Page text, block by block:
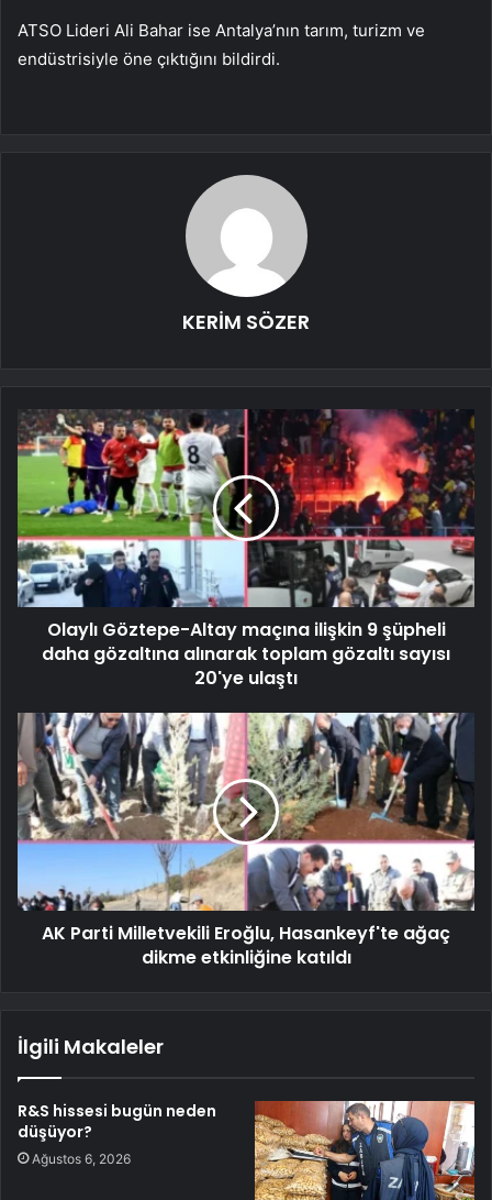
ATSO Lideri Ali Bahar ise Antalya’nın tarım, turizm ve
endüstrisiyle öne çıktığını bildirdi.
KERİM SÖZER
Olaylı Göztepe-Altay maçına ilişkin 9 şüpheli
daha gözaltına alınarak toplam gözaltı sayısı
20'ye ulaştı
AK Parti Milletvekili Eroğlu, Hasankeyf'te ağaç
dikme etkinliğine katıldı
İlgili Makaleler
R&S hissesi bugün neden
düşüyor?
Ağustos 6, 2026